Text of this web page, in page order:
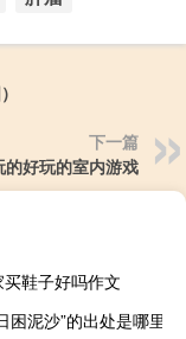
下一篇
好玩的室内游戏
鞋子好吗作文
困泥沙”的出处是哪里